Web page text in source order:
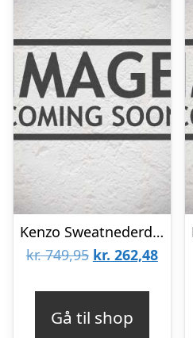
Kenzo Sweatnederdel – Veiled Pink m. Orange/Gul
kr.749,95 Den
var:
kr. 262,48Den
Gå til shop